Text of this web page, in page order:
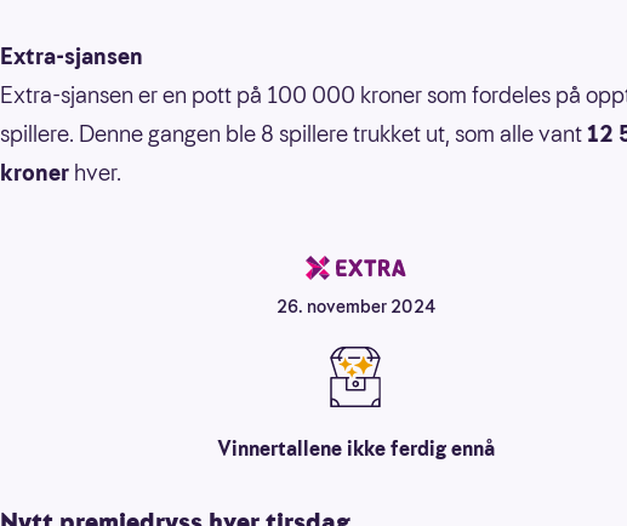
Extra-sjansen
Extra-sjansen er en pott på 100 000 kroner som fordeles på
spillere. Denne gangen ble 8 spillere trukket ut, som alle vant12
kroner hver.
26. november 2024
Vinnertallene ikke ferdig ennå